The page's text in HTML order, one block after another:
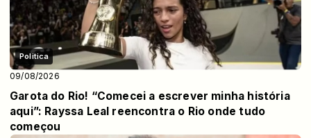
Politica
09/08/2026
Garota do Rio! “Comecei a escrever minha história
aqui”: Rayssa Leal reencontra o Rio onde tudo
começou